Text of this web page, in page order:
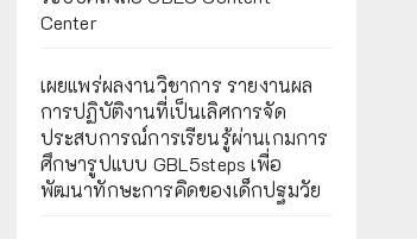
Center
เผยแพร่ผลงานวิชาการ รายงานผล
การปฏิบัติงานที่เป็นเลิศการจัด
ประสบการณ์การเรียนรู้ผ่านเกมการ
ศึกษารูปแบบ GBL5steps เพื่อ
พัฒนาทักษะการคิดของเด็กปฐมวัย